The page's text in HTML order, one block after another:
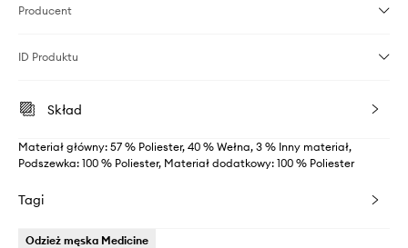
Producent
ID Produktu
Skład
Materiał główny: 57 % Poliester, 40 % Wełna, 3 % Inny materiał,
Podszewka: 100 % Poliester, Materiał dodatkowy: 100 % Poliester
Tagi
Odzież męska Medicine